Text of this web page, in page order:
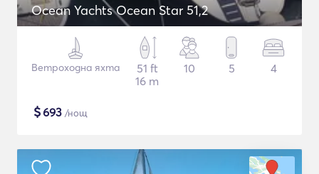
Ocean Yachts Ocean Star 51,2
Ветроходна яхта
51 ft
16 m
10 5 4
$693 /нощ